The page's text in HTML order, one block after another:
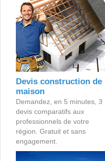
Devis construction de
maison
Demandez, en 5 minutes, 3
devis comparatifs aux
professionnels de votre
région. Gratuit et sans
engagement.